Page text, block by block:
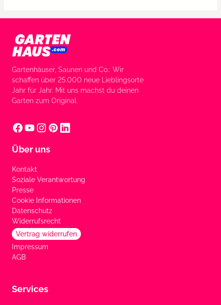
Gartenhäuser, Saunen und Co.: Wir
schaffen über 25.000 neue Lieblingsorte
Jahr für Jahr. Mit uns machst du deinen
Garten zum Original.
Über uns
Kontakt
Soziale Verantwortung
Presse
Cookie Informationen
Datenschutz
Widerrufsrecht
Vertrag widerrufen
Impressum
AGB
Services